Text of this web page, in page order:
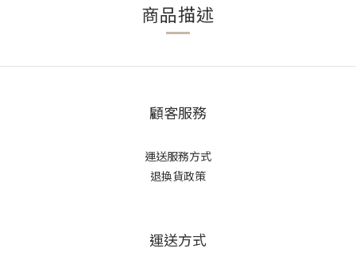
商品描述
顧客服務
運送服務方式
退換貨政策
運送方式